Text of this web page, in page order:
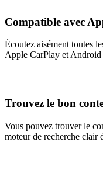
Compatible avec
Écoutez aisément toutes
Apple CarPlay et
Trouvez le bon
Vous pouvez trouver le
moteur de recherche clair